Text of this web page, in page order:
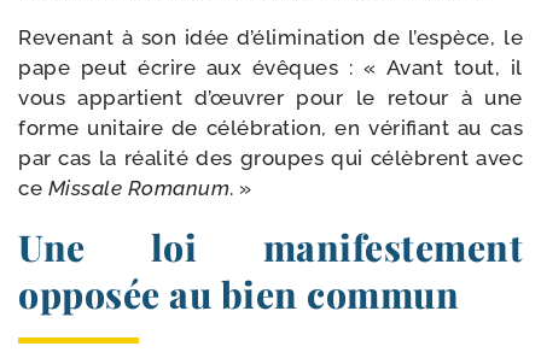
Revenant à son idée d’élimination de l’espèce, le
pape peut écrire aux évêques : « Avant tout, il
vous appar­tient d’œuvrer pour le retour à une
forme uni­taire de célé­bra­tion, en véri­fiant au cas
par cas la réa­li­té des groupes qui célèbrent avec
ce Missale Romanum. »
Une loi manifestement
opposée au bien commun